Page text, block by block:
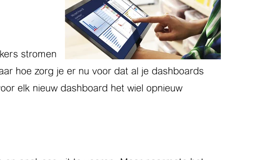
stromen
hoe zorg je er nu voor dat al je dashboards
elk nieuw dashboard het wiel opnieuw